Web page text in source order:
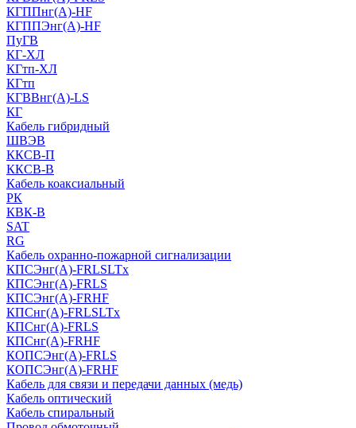
КГППнг(A)-HF
КГППЭнг(A)-HF
ПуГВ
КГ-ХЛ
КГтп-ХЛ
КГтп
КГВВнг(А)-LS
КГ
Кабель гибридный
ШВЭВ
ККСВ-П
ККСВ-В
Кабель коаксиальный
РК
КВК-В
SAT
RG
Кабель охранно-пожарной сигнализации
КПСЭнг(А)-FRLSLTx
КПСЭнг(А)-FRLS
КПСЭнг(А)-FRHF
КПСнг(А)-FRLSLTx
КПСнг(А)-FRLS
КПСнг(А)-FRHF
КОПСЭнг(А)-FRLS
КОПСЭнг(А)-FRHF
Кабель для связи и передачи данных (медь)
Кабель оптический
Кабель спиральный